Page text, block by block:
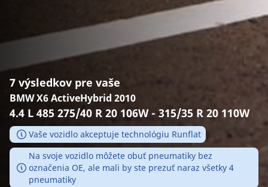
7 výsledkov pre vaše
BMW X6 ActiveHybrid 2010
4.4 L 485 275/40 R 20 106W - 315/35 R 20 110W
Vaše vozidlo akceptuje technológiu Runflat
Na svoje vozidlo môžete obuť pneumatiky bez
označenia OE, ale mali by ste prezuť naraz všetky 4
pneumatiky